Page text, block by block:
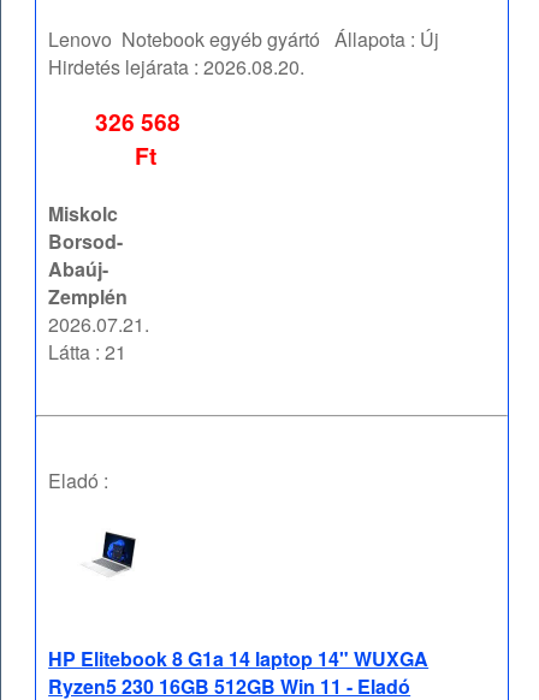
Lenovo Notebook egyéb gyártó Állapota : Új
Hirdetés lejárata :2026.08.20.
326 568
Ft
Miskolc
Borsod-
Abaúj-
Zemplén
2026.07.21.
Látta : 21
Eladó :
HP Elitebook 8 G1a 14 laptop 14" WUXGA
Ryzen5 230 16GB 512GB Win 11 - Eladó